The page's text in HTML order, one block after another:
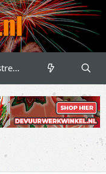
Registreren